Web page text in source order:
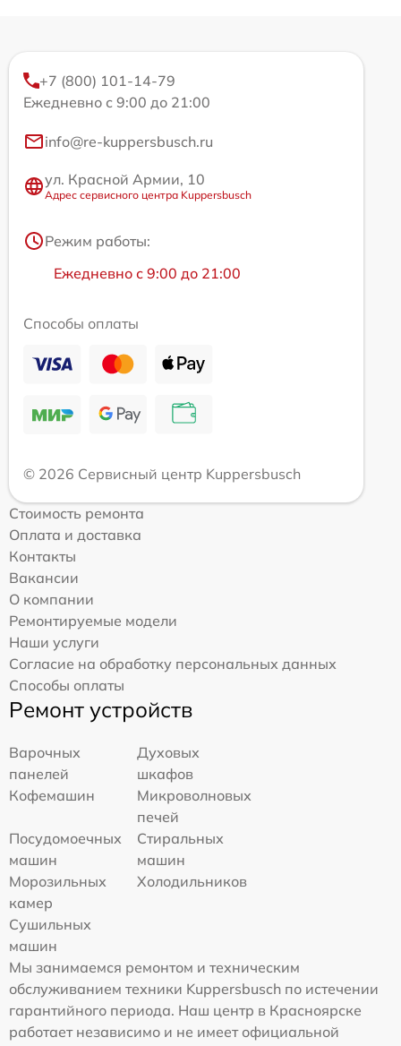
+7 (800) 101-14-79
Ежедневно с 9:00 до 21:00
info@re-kuppersbusch.ru
ул. Красной Армии, 10
Адрес сервисного центра Kuppersbusch
Режим работы:
Ежедневно с 9:00 до 21:00
Способы оплаты
© 2026 Сервисный центр Kuppersbusch
Стоимость ремонта
Оплата и доставка
Контакты
Вакансии
О компании
Ремонтируемые модели
Наши услуги
Согласие на обработку персональных данных
Способы оплаты
Ремонт устройств
Варочных
панелей
Духовых
шкафов
Кофемашин
Микроволновых
печей
Посудомоечных
машин
Стиральных
машин
Морозильных
камер
Холодильников
Сушильных
машин
Мы занимаемся ремонтом и техническим
обслуживанием техники Kuppersbusch по истечении
гарантийного периода. Наш центр в Красноярске
работает независимо и не имеет официальной